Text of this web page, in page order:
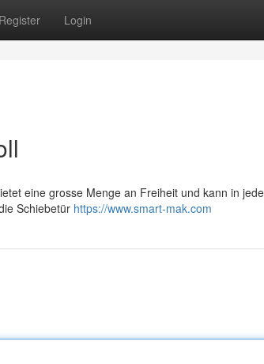
Register Login
eine grosse Menge an Freiheit und kann in
Schiebetür https://www.smart-mak.com